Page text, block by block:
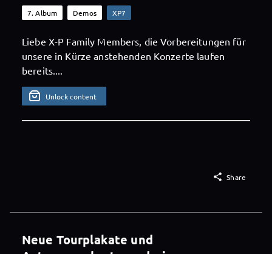
7. Album Demos XP7
Liebe X-P Family Members, die Vorbereitungen für
unsere in Kürze anstehenden Konzerte laufen
bereits....
Unlock content
 Share
Neue Tourplakate und